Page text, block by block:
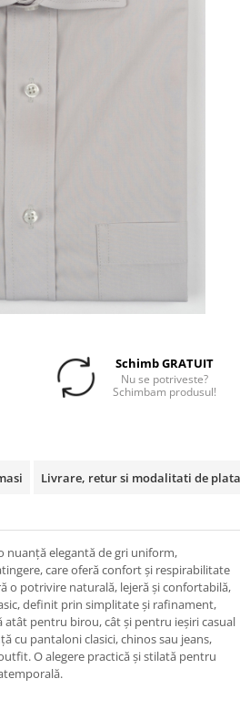
Schimb GRATUIT
Nu se potriveste?
Schimbam produsul!
Livrare, retur si modalitati de plata
nuanță elegantă de gri uniform,
care oferă confort și respirabilitate
o potrivire naturală, lejeră și confortabilă,
definit prin simplitate și rafinament,
atât pentru birou, cât și pentru ieșiri casual
cu pantaloni clasici, chinos sau jeans,
O alegere practică și stilată pentru